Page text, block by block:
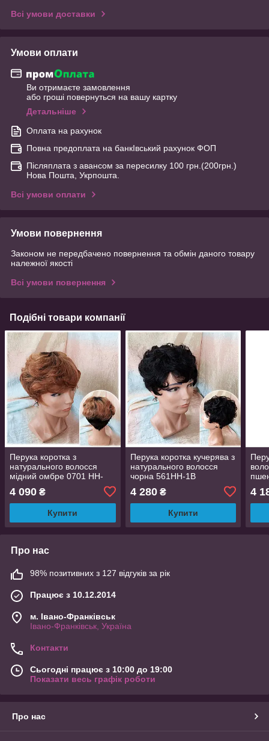
Всі умови доставки
Умови оплати
Ви отримаєте замовлення
або гроші повернуться на вашу картку
Детальніше
Оплата на рахунок
Повна предоплата на банкІвський рахунок ФОП
Післяплата з авансом за пересилку 100 грн.(200грн.)
Нова Пошта, Укрпошта.
Всі умови оплати
Умови повернення
Законом не передбачено повернення та обмін даного товару
належної якості
Всі умови повернення
Подібні товари компанії
Перука коротка з
натурального волосся
мідний омбре 0701 HH-
4 090 ₴
Купити
Перука коротка кучерява з
натурального волосся
чорна 561HH-1В
4 280₴
Купити
4
Про нас
98% позитивних з 127 відгуків за рік
Працює з 10.12.2014
м. Івано-Франківськ
Івано-Франківськ, Україна
Контакти
Сьогодні працює з 10:00 до 19:00
Показати весь графік роботи
Про нас